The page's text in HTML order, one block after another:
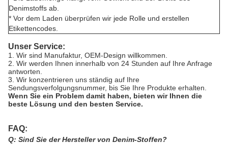
Denimstoffs ab.
* Vor dem Laden überprüfen wir jede Rolle und erstellen
Etikettencodes.
Unser Service:
1. Wir sind Manufaktur, OEM-Design willkommen.
2. Wir werden Ihnen innerhalb von 24 Stunden auf Ihre Anfrage
antworten.
3. Wir konzentrieren uns ständig auf Ihre
Sendungsverfolgungsnummer, bis Sie Ihre Produkte erhalten.
Wenn Sie ein Problem damit haben, bieten wir Ihnen die
beste Lösung und den besten Service.
FAQ:
Q: Sind Sie der Hersteller von Denim-Stoffen?